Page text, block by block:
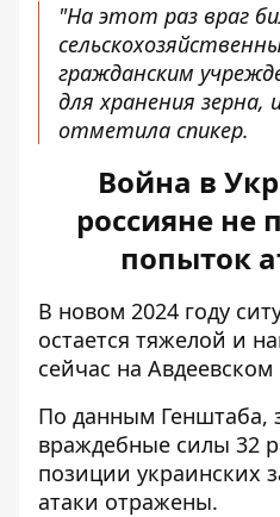
"На этот раз враг
гражданским
для хранения зерна,
отметила спикер.
Война в
россияне не
попыток
В новом 2024 году
остается тяжелой и
сейчас на
По данным Генштаба,
враждебные силы 32
позиции украинских
атаки отражены.